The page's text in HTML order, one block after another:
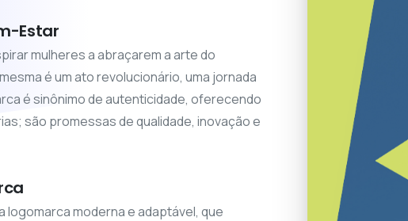
Estar
mulheres a abraçarem a arte do
é um ato revolucionário, uma jornada
é sinônimo de autenticidade, oferecendo
são promessas de qualidade, inovação e
logomarca moderna e adaptável, que